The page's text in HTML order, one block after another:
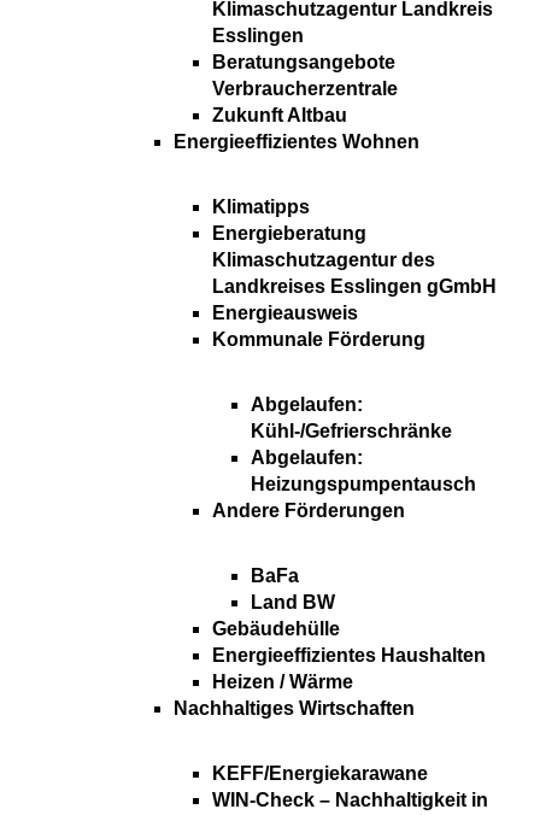
Klimaschutzagentur Landkreis
Esslingen
Beratungsangebote
Verbraucherzentrale
Zukunft Altbau
Energieeffizientes Wohnen
Klimatipps
Energieberatung
Klimaschutzagentur des
Landkreises Esslingen gGmbH
Energieausweis
Kommunale Förderung
Abgelaufen:
Kühl-/Gefrierschränke
Abgelaufen:
Heizungspumpentausch
Andere Förderungen
BaFa
Land BW
Gebäudehülle
Energieeffizientes Haushalten
Heizen / Wärme
Nachhaltiges Wirtschaften
KEFF/Energiekarawane
WIN-Check – Nachhaltigkeit in